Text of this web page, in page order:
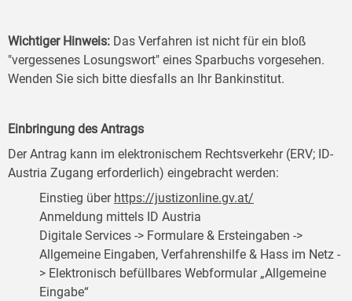
Wichtiger Hinweis: Das Verfahren ist nicht für ein bloß
"vergessenes Losungswort" eines Sparbuchs vorgesehen.
Wenden Sie sich bitte diesfalls an Ihr Bankinstitut.
Einbringung des Antrags
Der Antrag kann im elektronischem Rechtsverkehr (ERV; ID-
Austria Zugang erforderlich) eingebracht werden:
Einstieg über https://justizonline.gv.at/
Anmeldung mittels ID Austria
Digitale Services -> Formulare & Ersteingaben ->
Allgemeine Eingaben, Verfahrenshilfe & Hass im Netz -
> Elektronisch befüllbares Webformular „Allgemeine
Eingabe“